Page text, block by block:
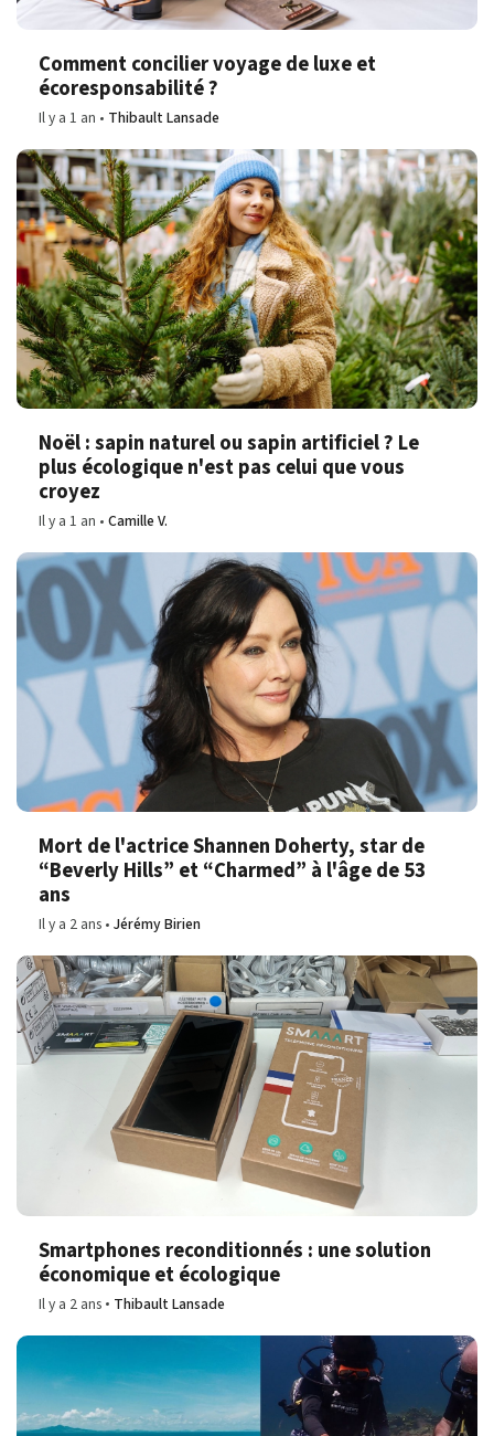
Comment concilier voyage de luxe et
écoresponsabilité ?
Il y a 1 an Thibault Lansade
Noël : sapin naturel ou sapin artificiel ? Le
plus écologique n'est pas celui que vous
croyez
Il y a 1 an Camille V.
Mort de l'actrice Shannen Doherty, star de
“Beverly Hills” et “Charmed” à l'âge de 53
ans
Il y a 2 ans Jérémy Birien
Smartphones reconditionnés : une solution
économique et écologique
Il y a 2 ans Thibault Lansade